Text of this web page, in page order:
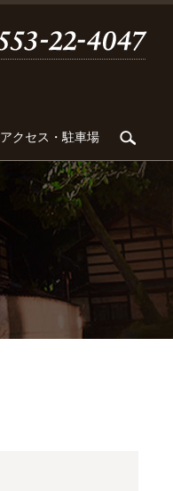
アクセス・駐車場